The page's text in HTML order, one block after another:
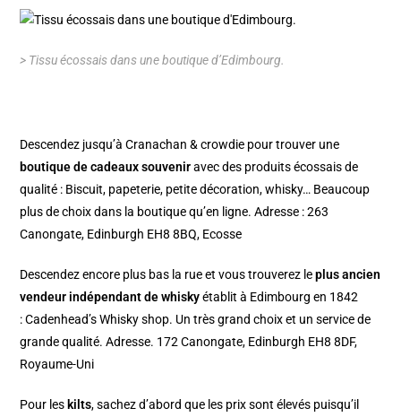
> Tissu écossais dans une boutique d’Edimbourg.
Descendez jusqu’àCranachan & crowdie pour trouver une
boutique de cadeaux souveniravec des produits écossais de
qualité : Biscuit, papeterie, petite décoration, whisky… Beaucoup
plus de choix dans la boutique qu’en ligne. Adresse : 263
Canongate, Edinburgh EH8 8BQ, Ecosse
Descendez encore plus bas la rue et vous trouverez leplus ancien
vendeur indépendant de whiskyétablit à Edimbourg en 1842
:Cadenhead’s Whisky shop. Un très grand choix et un service de
grande qualité. Adresse. 172 Canongate, Edinburgh EH8 8DF,
Royaume-Uni
Pour les kilts, sachez d’abord que les prix sont élevés puisqu’il